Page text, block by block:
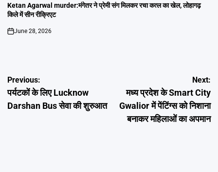
IN
Ketan Agarwal murder:मंगेतर ने प्रेमी संग मिलकर रचा कत्ल का खेल, लोहागढ़
किले में सीन रीक्रिएट
on
June 28, 2026
Post
navigation
Previous:
पर्यटकों के लिए Lucknow
Darshan Bus सेवा की शुरुआत
Next:
मध्य प्रदेश के Smart City
Gwalior में पेंटिंग्स को निशाना
बनाकर महिलाओं का अपमान